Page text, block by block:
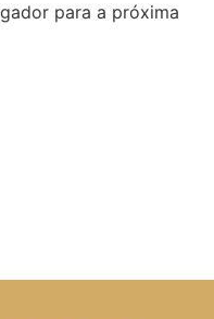
para a próxima